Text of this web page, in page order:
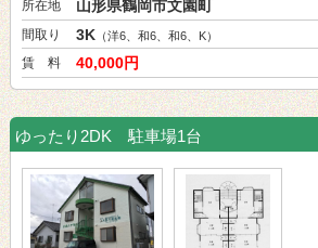
所在地 山形県鶴岡市文園町
間取り 3K （洋6、和6、和6、K）
賃 料 40,000円
ゆったり2DK 駐車場1台